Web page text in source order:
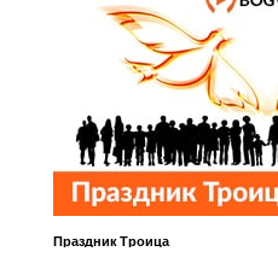
Праздник Троица